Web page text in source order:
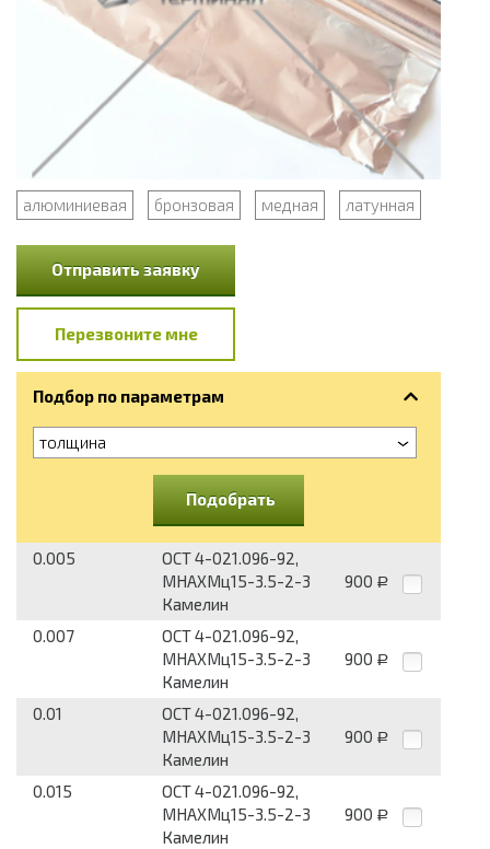
алюминиевая бронзовая медная латунная
Отправить заявку
Перезвоните мне
Подбор по параметрам
толщина
Подобрать
0.005
ОСТ 4-021.096-92,
МНАХМц15-3.5-2-3
Камелин
900 Р
0.007
ОСТ 4-021.096-92,
МНАХМц15-3.5-2-3
Камелин
900 Р
0.01
ОСТ 4-021.096-92,
МНАХМц15-3.5-2-3
Камелин
900 Р
0.015
ОСТ 4-021.096-92,
МНАХМц15-3.5-2-3
Камелин
900 Р